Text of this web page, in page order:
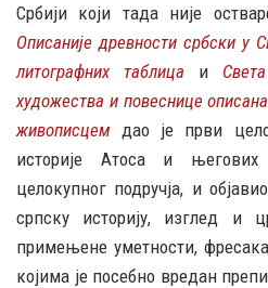
Србији који тада није
Описаније древности србски у
литографних таблица и
художества и повеснице
живописцем дао је први
историје Атоса и
целокупног подручја, и
српску историју, изглед и
примењене уметности,
којима је посебно вредан